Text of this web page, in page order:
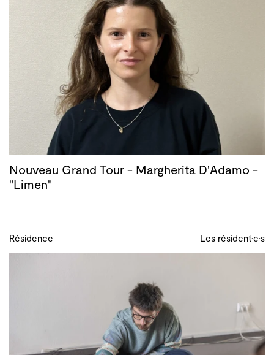
Nouveau Grand Tour - Margherita D'Adamo -
"Limen"
Résidence Les résident·e·s